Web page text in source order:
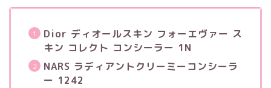
Dior ディオールスキン フォーエヴァー ス
キン コレクト コンシーラー 1N
NARS ラディアントクリーミーコンシーラ
ー 1242